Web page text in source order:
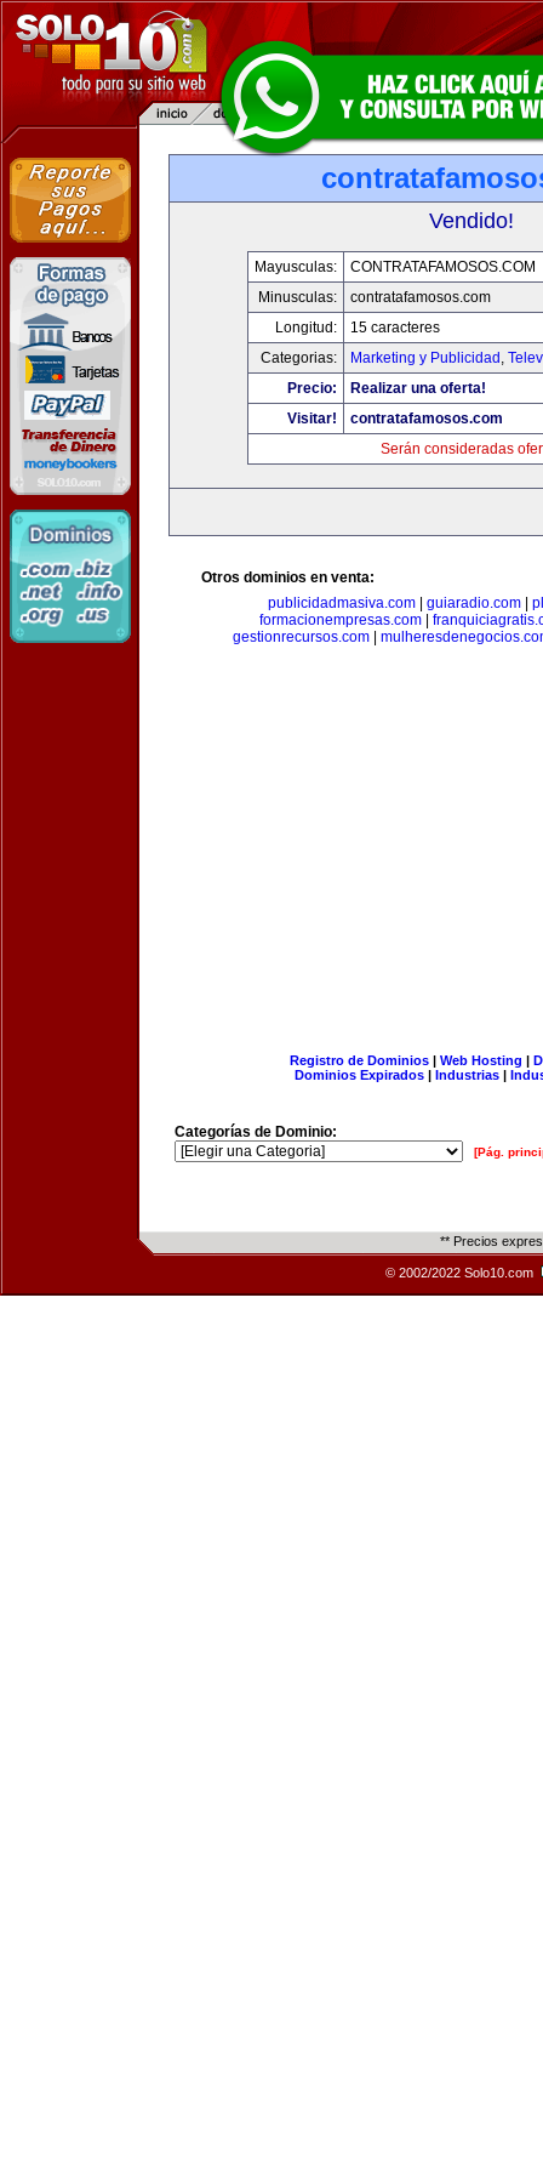
Vendido!
Mayusculas:
CONTRATAFAMOSOS.COM
Minusculas:
contratafamosos.com
Longitud:
15 caracteres
Categorias:
Marketing y Publicidad ,
Precio:
Realizar una oferta!
Visitar!
contratafamosos.com
Serán consideradas
Otros dominios en venta:
publicidadmasiva.com
guiaradio.com
formacionempresas.com|
gestionrecursos.com|
Registro de Dominios| Web Hosting |
Dominios Expirados | Industrias |
Categorías de Dominio:
[Pág.
** Precios
© 2002/2022 Solo10.com